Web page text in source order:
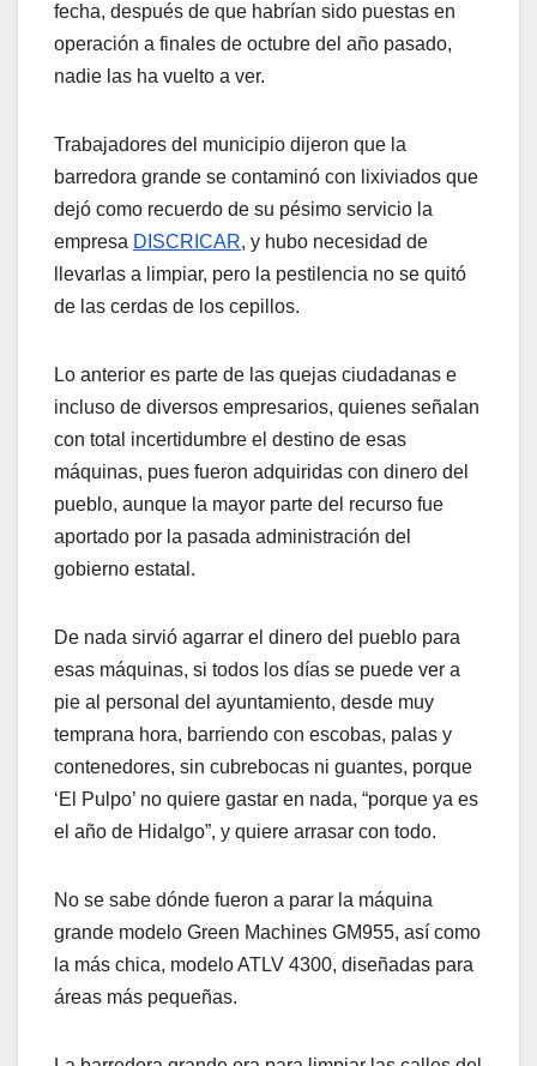
fecha, después de que habrían sido puestas en
operación a finales de octubre del año pasado,
nadie las ha vuelto a ver.
Trabajadores del municipio dijeron que la
barredora grande se contaminó con lixiviados que
dejó como recuerdo de su pésimo servicio la
empresa DISCRICAR, y hubo necesidad de
llevarlas a limpiar, pero la pestilencia no se quitó
de las cerdas de los cepillos.
Lo anterior es parte de las quejas ciudadanas e
incluso de diversos empresarios, quienes señalan
con total incertidumbre el destino de esas
máquinas, pues fueron adquiridas con dinero del
pueblo, aunque la mayor parte del recurso fue
aportado por la pasada administración del
gobierno estatal.
De nada sirvió agarrar el dinero del pueblo para
esas máquinas, si todos los días se puede ver a
pie al personal del ayuntamiento, desde muy
temprana hora, barriendo con escobas, palas y
contenedores, sin cubrebocas ni guantes, porque
‘El Pulpo’ no quiere gastar en nada, “porque ya es
el año de Hidalgo”, y quiere arrasar con todo.
No se sabe dónde fueron a parar la máquina
grande modelo Green Machines GM955, así como
la más chica, modelo ATLV 4300, diseñadas para
áreas más pequeñas.